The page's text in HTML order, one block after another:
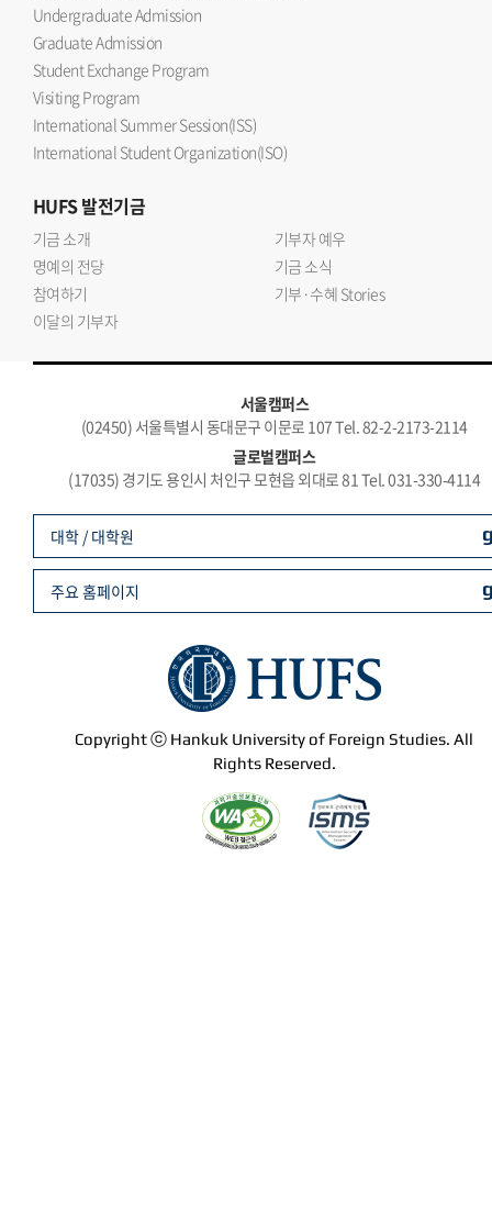
Undergraduate Admission
Graduate Admission
Student Exchange Program
Visiting Program
International Summer Session(ISS)
International Student Organization(ISO)
HUFS발전기금
기금 소개
기부자 예우
명예의 전당
기금 소식
참여하기
기부·수혜 Stories
이달의 기부자
서울캠퍼스
(02450) 서울특별시 동대문구 이문로 107 Tel. 82-2-2173-2114
글로벌캠퍼스
(17035) 경기도 용인시 처인구 모현읍 외대로 81 Tel. 031-330-4114
Copyright ⓒ Hankuk University of Foreign Studies. All
Rights Reserved.
대학 / 대학원
주요 홈페이지